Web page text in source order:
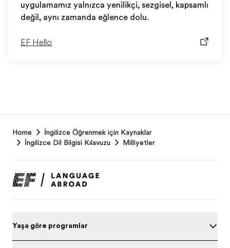
uygulamamız yalnızca yenilikçi, sezgisel, kapsamlı
değil, aynı zamanda eğlence dolu.
EF Hello
Footer
Home
İngilizce Öğrenmek için Kaynaklar
İngilizce Dil Bilgisi Kılavuzu
Milliyetler
Yaşa göre programları